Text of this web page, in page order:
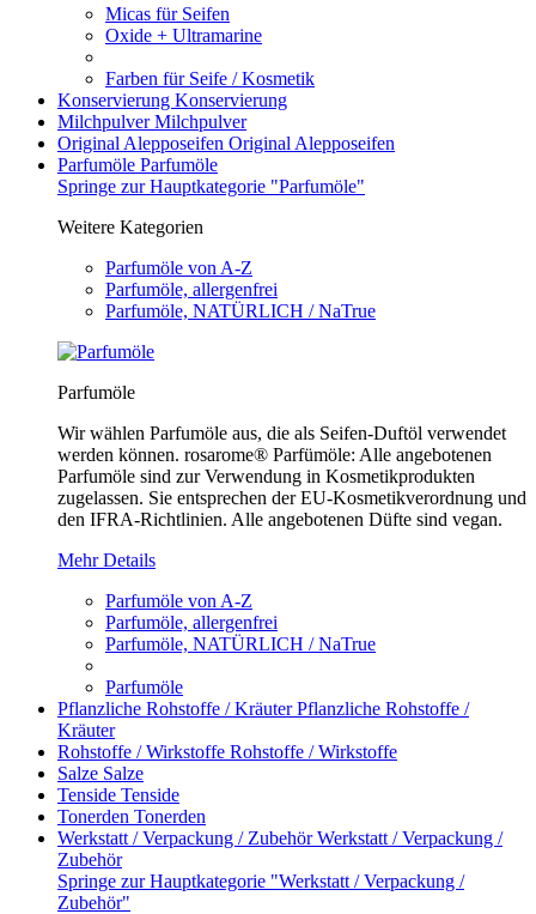
Micas für Seifen
Oxide + Ultramarine
Farben für Seife / Kosmetik
Konservierung Konservierung
MilchpulverMilchpulver
Original Alepposeifen Original Alepposeifen
Parfumöle Parfumöle
Springe zur Hauptkategorie "Parfumöle"
Weitere Kategorien
Parfumöle von A-Z
Parfumöle, allergenfrei
Parfumöle, NATÜRLICH / NaTrue
Parfumöle
Wir wählen Parfumöle aus, die als Seifen-Duftöl verwendet
werden können. rosarome® Parfümöle: Alle angebotenen
Parfumöle sind zur Verwendung in Kosmetikprodukten
zugelassen. Sie entsprechen der EU-Kosmetikverordnung und
den IFRA-Richtlinien. Alle angebotenen Düfte sind vegan.
Mehr Details
Parfumöle von A-Z
Parfumöle, allergenfrei
Parfumöle, NATÜRLICH / NaTrue
Parfumöle
Pflanzliche Rohstoffe / KräuterPflanzliche Rohstoffe /
Kräuter
Rohstoffe / Wirkstoffe Rohstoffe / Wirkstoffe
Salze Salze
Tenside Tenside
Tonerden Tonerden
Werkstatt / Verpackung / ZubehörWerkstatt / Verpackung /
Zubehör
Springe zur Hauptkategorie "Werkstatt / Verpackung /
Zubehör"